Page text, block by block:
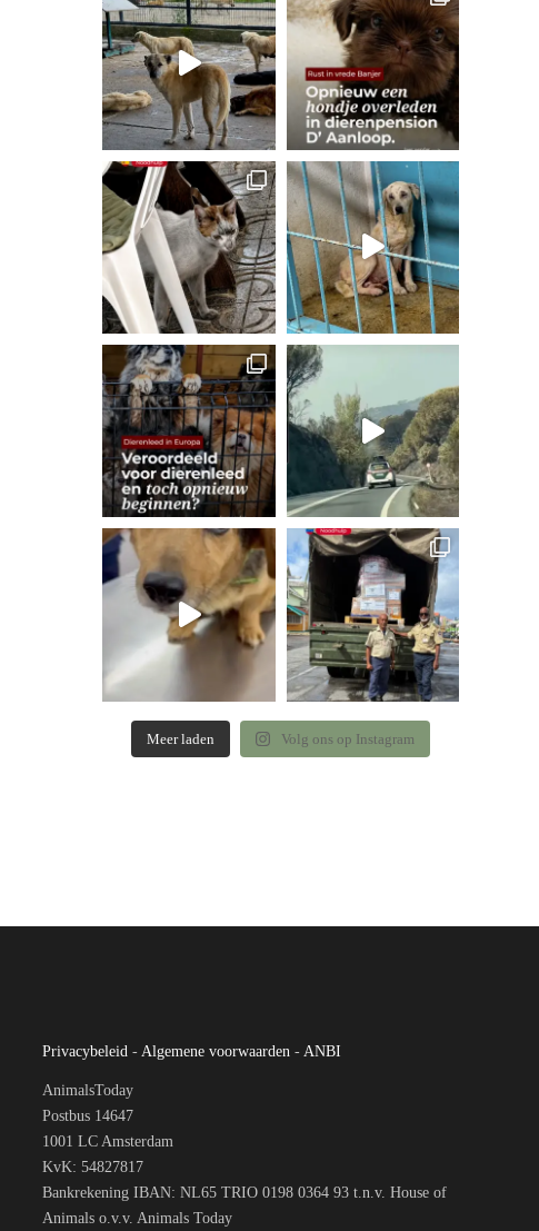
Meer laden Volg ons op Instagram
Privacybeleid - Algemene voorwaarden - ANBI
AnimalsToday
Postbus 14647
1001 LC Amsterdam
KvK: 54827817
Bankrekening IBAN: NL65 TRIO 0198 0364 93 t.n.v. House of
Animals o.v.v. Animals Today